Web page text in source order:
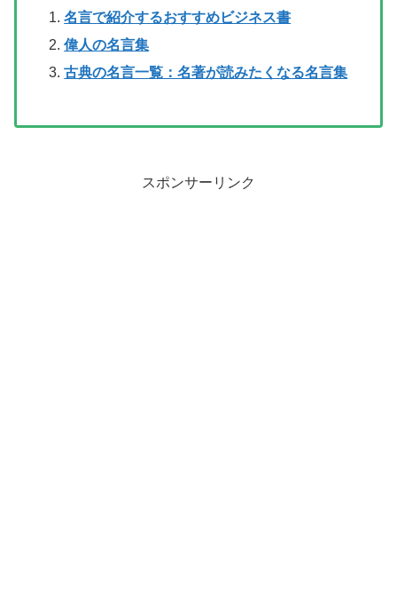
名言で紹介するおすすめビジネス書
偉人の名言集
古典の名言一覧：名著が読みたくなる名言集
スポンサーリンク